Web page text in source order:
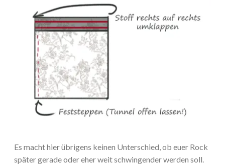
Es macht hier übrigens keinen Unterschied, ob euer Rock
später gerade oder eher weit schwingender werden soll.